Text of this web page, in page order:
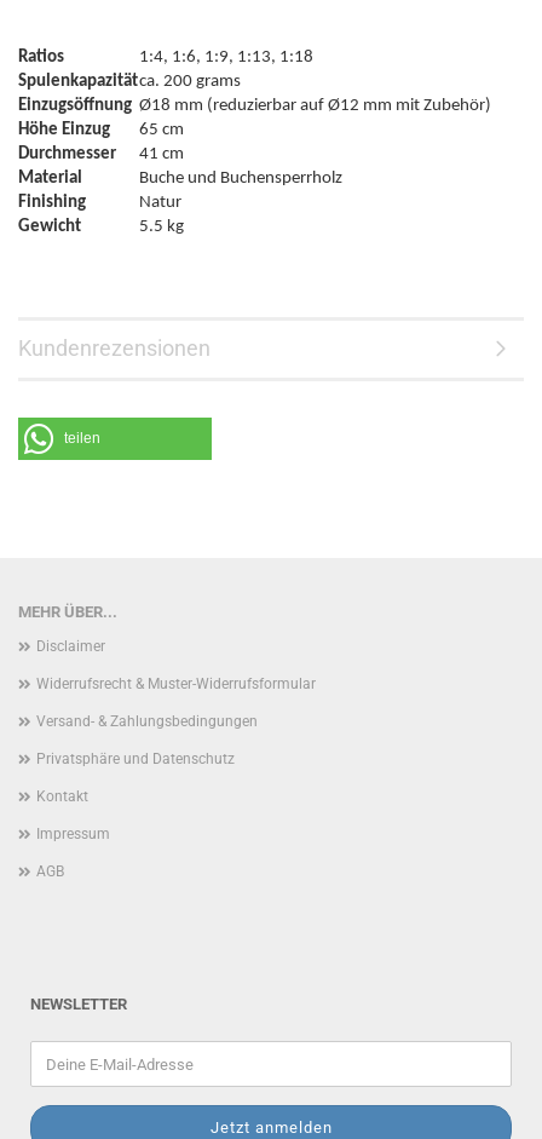
Ratios
1:4, 1:6, 1:9, 1:13, 1:18
Spulenkapazitätca. 200 grams
Einzugsöffnung Ø18 mm (reduzierbar auf Ø12 mm mit Zubehör)
Höhe Einzug
65 cm
Durchmesser
41 cm
Material
Buche und Buchensperrholz
Finishing
Natur
Gewicht
5.5 kg
Kundenrezensionen
teilen
MEHR ÜBER...
Disclaimer
Widerrufsrecht & Muster-Widerrufsformular
Versand- & Zahlungsbedingungen
Privatsphäre und Datenschutz
Kontakt
Impressum
AGB
NEWSLETTER